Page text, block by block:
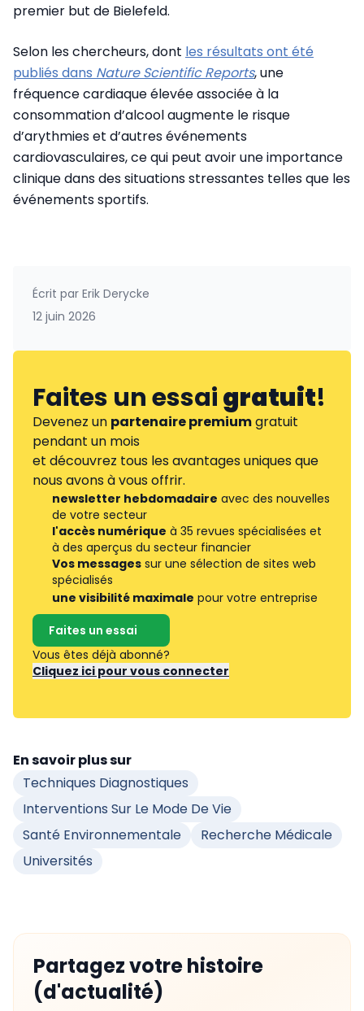
premier but de Bielefeld.
Selon les chercheurs, dont les résultats ont été
publiés dans Nature Scientific Reports, une
fréquence cardiaque élevée associée à la
consommation d’alcool augmente le risque
d’arythmies et d’autres événements
cardiovasculaires, ce qui peut avoir une importance
clinique dans des situations stressantes telles que les
événements sportifs.
Écrit par Erik Derycke
12 juin 2026
Faites un essaigratuit!
Devenez un partenaire premiumgratuit
pendant un mois
et découvrez tous les avantages uniques que
nous avons à vous offrir.
newsletter hebdomadaire avec des nouvelles
de votre secteur
l'accès numérique à 35 revues spécialisées et
à des aperçus du secteur financier
Vos messages sur une sélection de sites web
spécialisés
une visibilité maximale pour votre entreprise
Faites un essai
Vous êtes déjà abonné?
Cliquez ici pour vous connecter
En savoir plus sur
Techniques Diagnostiques
Interventions Sur Le Mode De Vie
Santé Environnementale
Recherche Médicale
Universités
Partagez votre histoire
(d'actualité)